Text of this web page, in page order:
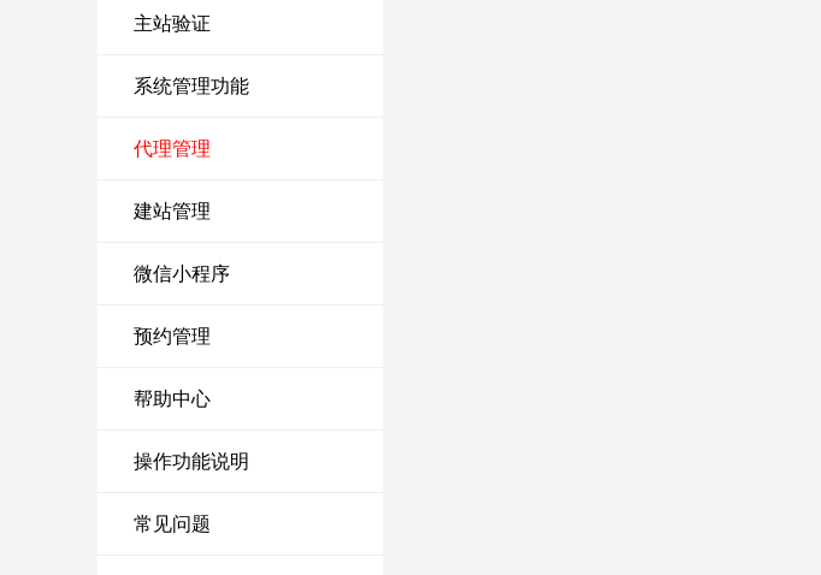
主站验证
系统管理功能
代理管理
建站管理
微信小程序
预约管理
帮助中心
操作功能说明
常见问题